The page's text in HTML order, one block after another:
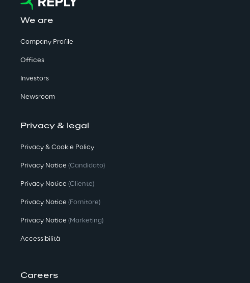
We are
Company Profile
Offices
Investors
Newsroom
Privacy & legal
Privacy & Cookie Policy
Privacy Notice (Candidato)
Privacy Notice (Cliente)
Privacy Notice (Fornitore)
Privacy Notice (Marketing)
Accessibilità
Careers